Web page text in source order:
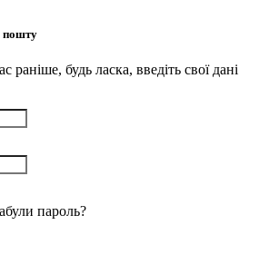
пошту
будь ласка, введіть свої дані
пароль?